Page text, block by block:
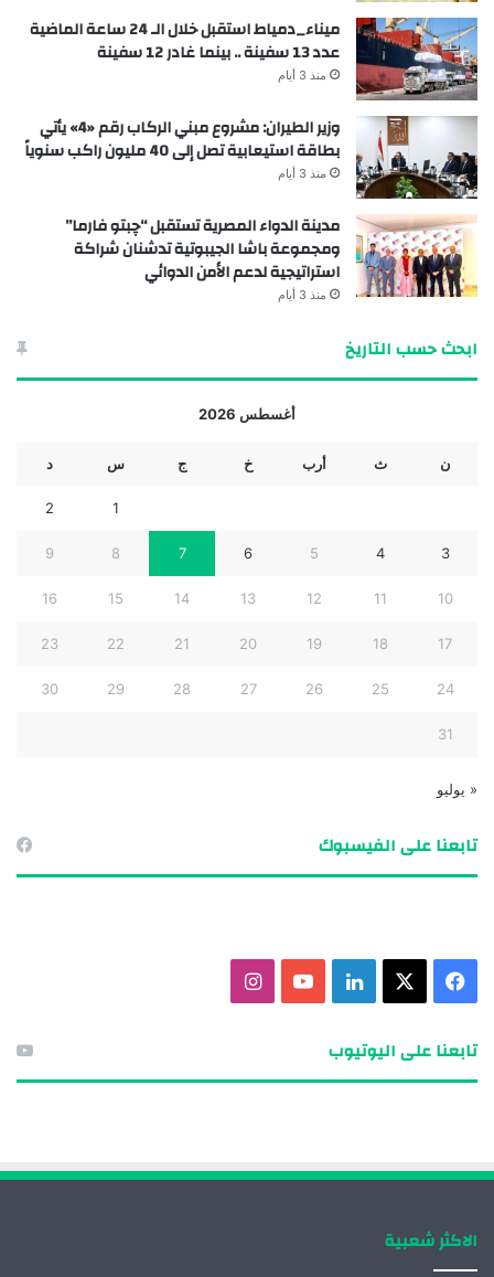
ميناء_دمياط استقبل خلال الـ 24 ساعة الماضية
عدد 13 سفينة .. بينما غادر 12 سفينة
منذ 3 أيام
وزير الطيران: مشروع مبني الركاب رقم «4» يأتي
بطاقة استيعابية تصل إلى 40 مليون راكب سنوياً
منذ 3 أيام
مدينة الدواء المصرية تستقبل “چبتو فارما”
ومجموعة باشا الجيبوتية تدشنان شراكة
استراتيجية لدعم الأمن الدوائي
منذ 3 أيام
ابحث حسب التاريخ
أغسطس 2026
ن ث أرب خ ج س د
1
2
3
4
5
6
7
8
9
10
11
12
13
14
15
16
17
18
19
20
21
22
23
24
25
26
27
28
29
30
31
« يوليو
تابعنا على الفيسبوك
تابعنا على اليوتيوب
الاكثر شعبية